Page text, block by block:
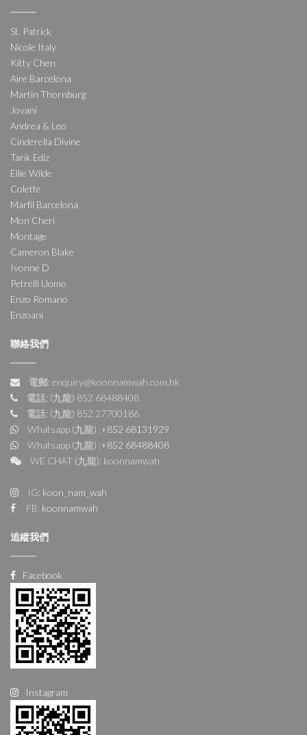
St. Patrick
Nicole Italy
Kitty Chen
Aire Barcelona
Martin Thornburg
Jovani
Andrea & Leo
Cinderella Divine
Tarik Ediz
Ellie Wilde
Colette
Marfil Barcelona
Mon Cheri
Montage
Cameron Blake
Ivonne D
Petrelli Uomo
Enzo Romano
Enzoani
聯絡我們
電郵: enquiry@koonnamwah.com.hk
電話: (九龍) 852 68488408
電話: (九龍) 852 27700186
Whatsapp (九龍) :+852 68131929
Whatsapp (九龍) :+852 68488408
WE CHAT (九龍): koonnamwah
IG: koon_nam_wah
FB: koonnamwah
追縱我們
Facebook
Instagram